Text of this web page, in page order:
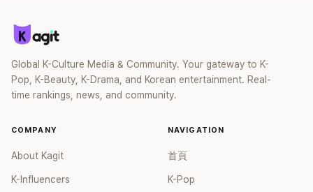
安84最後也感性表示，無論是Jin還是Chuu，都不是「學來的官
方說詞」，而是真的經常把粉絲掛在嘴邊，「一聽就知道，他們
是真的很在乎粉絲。」 這段私下對話曝光後，也讓不少粉絲再
度見識到Jin對粉絲的重視程度，而旗安84也忍不住感嘆：「真
的很難得。」
Global K-Culture Media & Community. Your gateway to K-
Pop, K-Beauty, K-Drama, and Korean entertainment. Real-
time rankings, news, and community.
COMPANY
About Kagit
K-Influencers
NAVIGATION
首頁
K-Pop